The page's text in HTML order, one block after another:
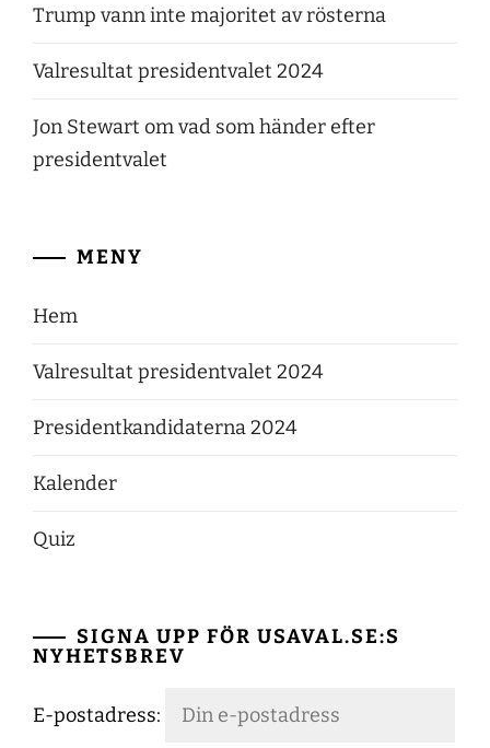
Trump vann inte majoritet av rösterna
Valresultat presidentvalet 2024
Jon Stewart om vad som händer efter
presidentvalet
MENY
Hem
Valresultat presidentvalet 2024
Presidentkandidaterna 2024
Kalender
Quiz
SIGNA UPP FÖR USAVAL.SE:S
NYHETSBREV
E-postadress: